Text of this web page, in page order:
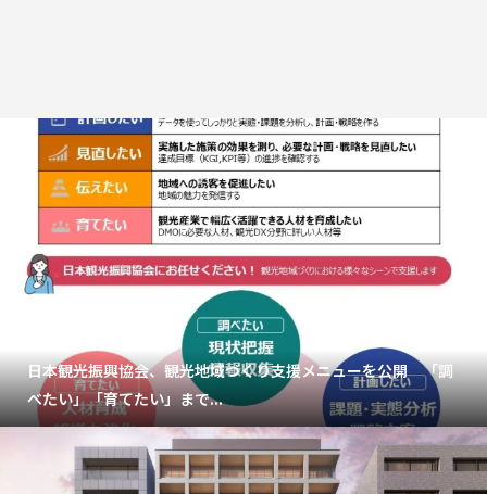
日本観光振興協会、観光地域づくり支援メニューを公開 「調
べたい」「育てたい」まで...